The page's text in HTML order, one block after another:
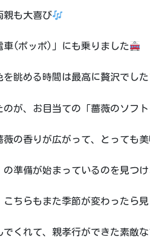
親も大喜び
車(ポッポ)」にも乗りました
眺める時間は最高に贅沢でした
が、お目当ての「薔薇のソフ
の香りが広がって、とっても美
準備が始まっているのを見つけ
ちらもまた季節が変わったら
でくれて、親孝行ができた素敵